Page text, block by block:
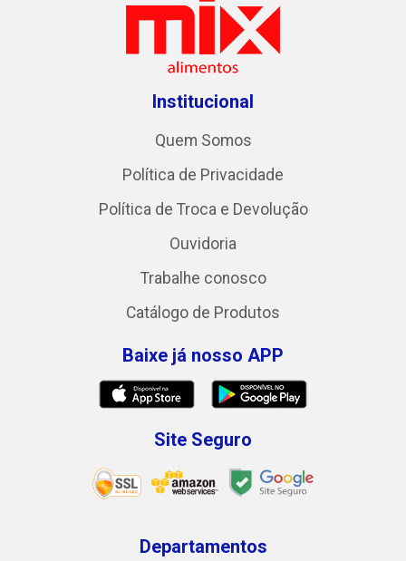
Institucional
Quem Somos
Política de Privacidade
Política de Troca e Devolução
Ouvidoria
Trabalhe conosco
Catálogo de Produtos
Baixe já nosso APP
Site Seguro
Departamentos